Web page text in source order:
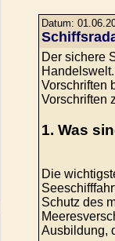
Datum:
Der sichere
Vorschriften
Vorschriften
1. Was
Die
Schutz des
Ausbildung,